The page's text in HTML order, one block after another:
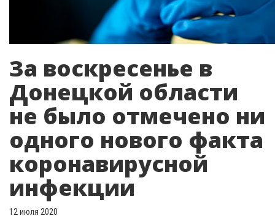
За воскресенье в
Донецкой области
не было отмечено ни
одного нового факта
коронавирусной
инфекции
12 июля 2020